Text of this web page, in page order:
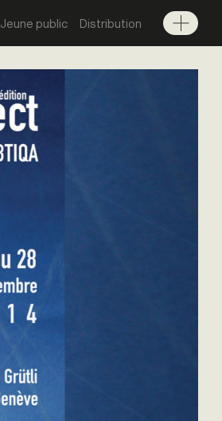
Jeune public Distribution
Menu